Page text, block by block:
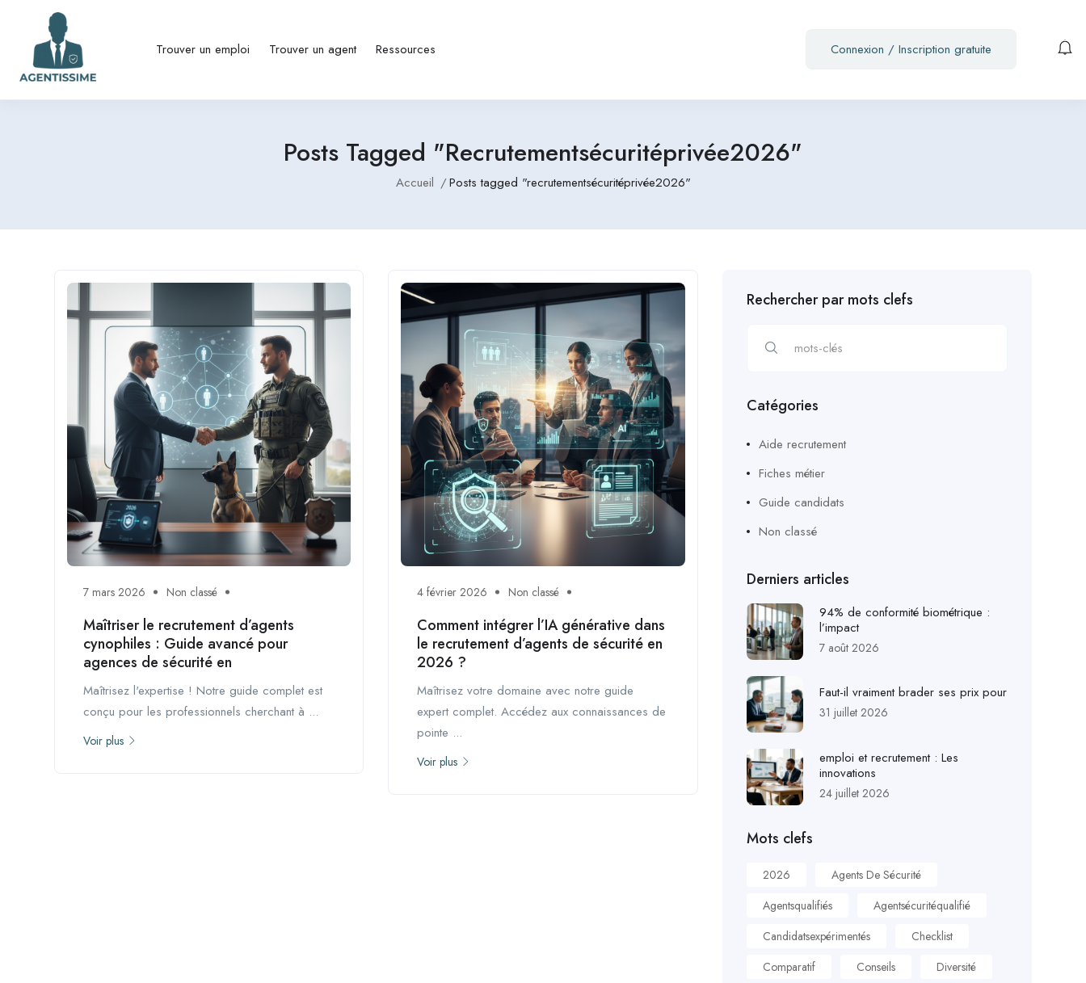
Trouver un emploi Trouver un agent Ressources Connexion / Inscription gratuite
Posts Tagged "recrutementsécuritéprivée2026"
Accueil Posts tagged "recrutementsécuritéprivée2026"
7 mars 2026 Non classé
Maîtriser le recrutement d’agents
cynophiles : Guide avancé pour
agences de sécurité en
Maîtrisez l'expertise ! Notre guide complet est
conçu pour les professionnels cherchant à ...
Voir plus
4 février 2026 Non classé
Comment intégrer l’IA générative dans
le recrutement d’agents de sécurité en
2026 ?
Maîtrisez votre domaine avec notre guide
expert complet. Accédez aux connaissances de
pointe ...
Voir plus
Rechercher par mots clefs
Catégories
Aide recrutement
Fiches métier
Guide candidats
Non classé
Derniers articles
94% de conformité biométrique :
l’impact
7 août 2026
Faut-il vraiment brader ses prix pour
31 juillet 2026
emploi et recrutement : Les
innovations
24 juillet 2026
Mots clefs
2026
Agents De Sécurité
Agentsqualifiés
Agentsécuritéqualifié
Candidatsexpérimentés
Checklist
Comparatif
Conseils
Diversité